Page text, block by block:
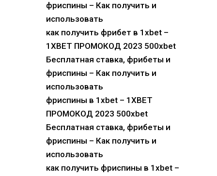
фриспины – Как получить и
использовать
как получить фрибет в 1xbet –
1XBET ПРОМОКОД 2023 500xbet
Бесплатная ставка, фрибеты и
фриспины – Как получить и
использовать
фриспины в 1xbet – 1XBET
ПРОМОКОД 2023 500xbet
Бесплатная ставка, фрибеты и
фриспины – Как получить и
использовать
как получить фриспины в 1xbet –